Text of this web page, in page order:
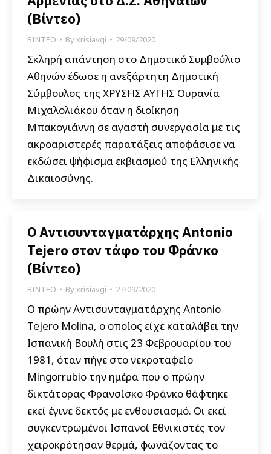
(Βίντεο)
ΒΙΝΤΕΟ Byxrisiavgi 29/09/2020
Σκληρή απάντηση στο Δημοτικό Συμβούλιο
Αθηνών έδωσε η ανεξάρτητη Δημοτική
Σύμβουλος της ΧΡΥΣΗΣ ΑΥΓΗΣ Ουρανία
Μιχαλολιάκου όταν η διοίκηση
Μπακογιάννη σε αγαστή συνεργασία με τις
ακροαριστερές παρατάξεις αποφάσισε να
εκδώσει ψήφισμα εκβιασμού της Ελληνικής
Δικαιοσύνης.
Ο Aντισυνταγματάρχης Antonio
Tejero στον τάφο του Φράνκο
(Βίντεο)
ΒΙΝΤΕΟ Byxrisiavgi 27/09/2020
Ο πρώην Aντισυνταγματάρχης Antonio
Tejero Molina, ο οποίος είχε καταλάβει την
Ισπανική Βουλή στις 23 Φεβρουαρίου του
1981, όταν πήγε στο νεκροταφείο
Mingorrubio την ημέρα που ο πρώην
δικτάτορας Φρανσίσκο Φράνκο θάφτηκε
εκεί έγινε δεκτός με ενθουσιασμό. Οι εκεί
συγκεντρωμένοι Ισπανοί Εθνικιστές τον
χειροκρότησαν θερμά, φωνάζοντας το